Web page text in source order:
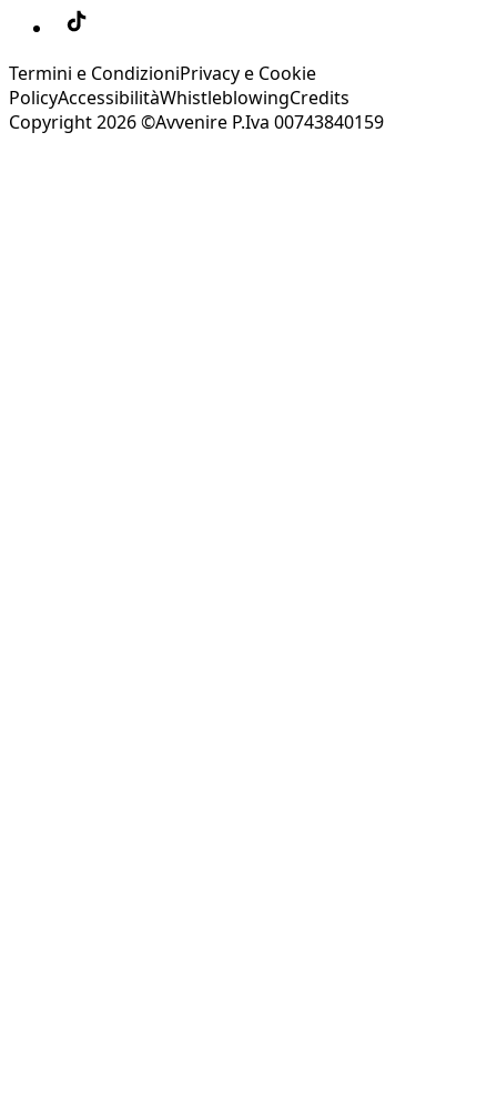
Termini e CondizioniPrivacy e Cookie
PolicyAccessibilitàWhistleblowingCredits
Copyright 2026 ©Avvenire P.Iva 00743840159